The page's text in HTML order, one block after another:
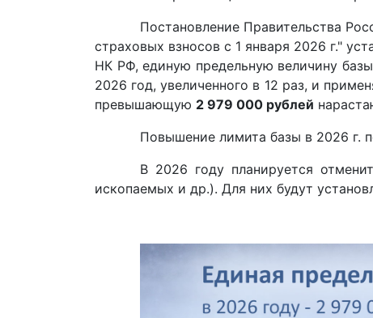
Постановление Правительства
страховых взносов с 1 января 2026 г."
НК РФ, единую предельную величину
2026 год, увеличенного в 12 раз, и
превышающую 2 979 000 рублей
Повышение лимита базы в 2026 г.
В 2026 году планируется
ископаемых и др.). Для них будут